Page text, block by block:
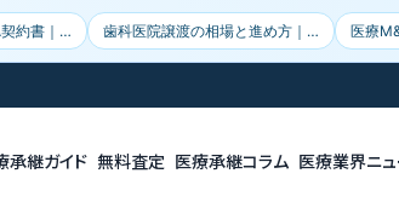
約書｜… 歯科医院譲渡の相場と進め方｜… 医療
承継ガイド 無料査定 医療承継コラム 医療業界ニ